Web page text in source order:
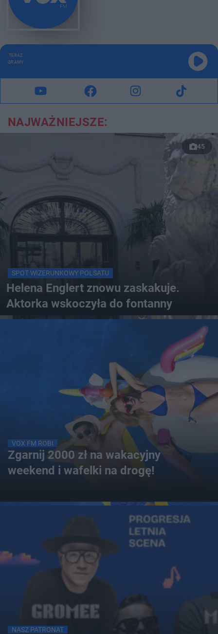
TERAZ
GRAMY
NAJWAŻNIEJSZE:
45
SPOT WIZERUNKOWY POLSATU
Helena Englert znowu zaskakuje.
Aktorka wskoczyła do fontanny
VOX FM ROBI
Zgarnij 2000 zł na wakacyjny
weekend i wafelki na drogę!
NASZ PATRONAT